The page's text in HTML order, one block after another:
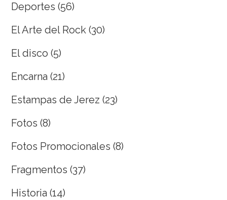
Deportes (56)
El Arte del Rock (30)
El disco (5)
Encarna (21)
Estampas de Jerez (23)
Fotos (8)
Fotos Promocionales (8)
Fragmentos (37)
Historia (14)